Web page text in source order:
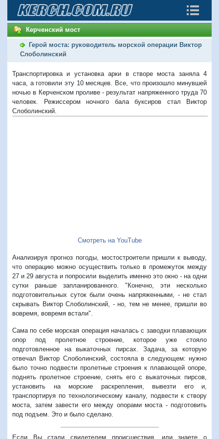
Керченский мост
Герой моста: руководитель морской операции Виктор
Слоболинский
Транспортировка и установка арки в створе моста заняла 4
часа, а готовили эту 10 месяцев. Все, что произошло минувшей
ночью в Керченском проливе - результат напряженного труда 70
человек. Режиссером ночного бала буксиров стал Виктор
Слоболинский.
Смотреть на YouTube
Анализируя прогноз погоды, мостостроители пришли к выводу,
что операцию можно осуществить только в промежуток между
27 и 29 августа и попросили выделить именно это окно - на одни
сутки раньше запланированного. "Конечно, эти несколько
подготовительных суток были очень напряженными, - не стал
скрывать Виктор Слоболинский, - но, тем не менее, пришли во
вовремя, вовремя встали".
Сама по себе морская операция началась с заводки плавающих
опор под пролетное строение, которое уже стояло
подготовленное на выкаточных пирсах. Задача, за которую
отвечал Виктор Слоболинский, состояла в следующем: нужно
было точно подвести пролетные строения к плавающей опоре,
поднять пролетное строение, снять его с выкаточных пирсов,
установить на морские раскрепления, вывезти его и,
транспортируя по технологическому каналу, подвести к створу
моста, затем завести его между опорами моста - подготовить
под подъем. Это и было сделано.
Если Вы стали свидетелем происшествия, или знаете о